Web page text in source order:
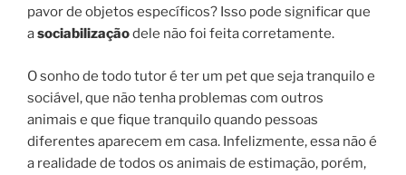
pavor de objetos específicos? Isso pode significar que
asociabilizaçãodele não foi feita corretamente.
O sonho de todo tutor é ter um pet que seja tranquilo e
sociável, que não tenha problemas com outros
animais e que fique tranquilo quando pessoas
diferentes aparecem em casa. Infelizmente, essa não é
a realidade de todos os animais de estimação, porém,